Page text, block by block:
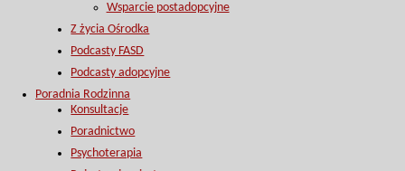
Wsparcie postadopcyjne
Z życia Ośrodka
Podcasty FASD
Podcasty adopcyjne
Poradnia Rodzinna
Konsultacje
Poradnictwo
Psychoterapia